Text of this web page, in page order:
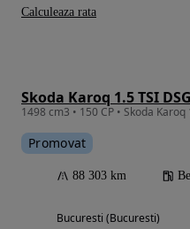
Skoda Karoq 1.5 TSI
1498 cm3 • 150 CP • Skoda Karoq
Promovat
88 303 km
Bucuresti (Bucuresti)
Calculeaza rata